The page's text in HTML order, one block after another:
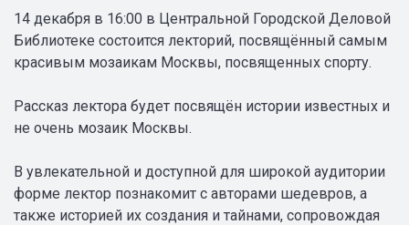
14 декабря в 16:00 в Центральной Городской Деловой
Библиотеке состоится лекторий, посвящённый самым
красивым мозаикам Москвы, посвященных спорту.
Рассказ лектора будет посвящён истории известных и
не очень мозаик Москвы.
В увлекательной и доступной для широкой аудитории
форме лектор познакомит с авторами шедевров, а
также историей их создания и тайнами, сопровождая